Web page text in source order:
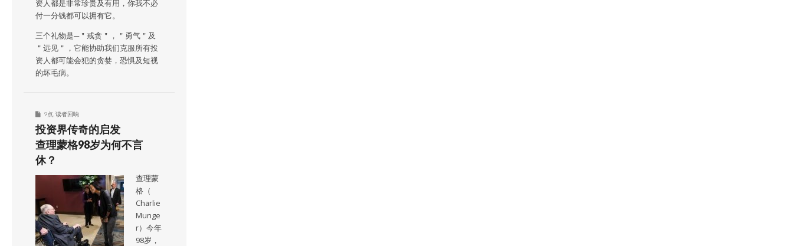
资人都是非常珍贵及有用，你我不必
付一分钱都可以拥有它。
三个礼物是─＂戒贪＂，＂勇气＂及
＂远见＂，它能协助我们克服所有投
资人都可能会犯的贪婪，恐惧及短视
的坏毛病。
9点 读者回响
投资界传奇的启发
查理蒙格98岁为何不言
休？
查理蒙
格（
Charlie
Munge
r）今年
98岁，